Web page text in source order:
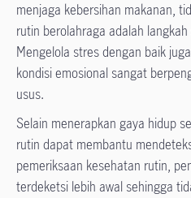
menjaga kebersihan makanan,
rutin berolahraga adalah
Mengelola stres dengan baik
kondisi emosional sangat
usus.
Selain menerapkan gaya hidup
rutin dapat membantu
pemeriksaan kesehatan rutin,
terdeketsi lebih awal sehingga